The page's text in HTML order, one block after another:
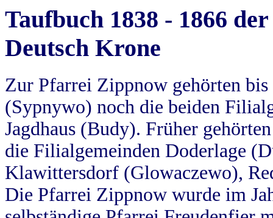
Taufbuch 1838 - 1866
Deutsch Krone
Zur Pfarrei Zippnow gehörten
(Sypnywo) noch die beiden
Jagdhaus (Budy). Früher
die Filialgemeinden Doderlage
Klawittersdorf (Glowaczewo),
Die Pfarrei Zippnow wurde im